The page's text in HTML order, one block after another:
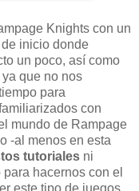
Knights con un
inicio donde
un poco, así como
que no nos
para
con
mundo de Rampage
-al menos en esta
tutoriales ni
hacernos con el
este tipo de juegos